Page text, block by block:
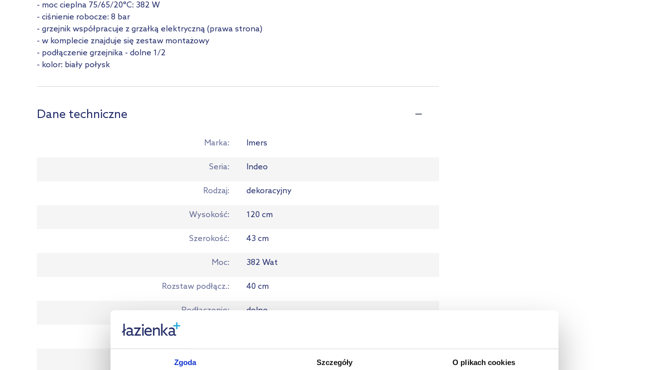
Zgoda Szczegóły O plikach cookies
- moc cieplna 75/65/20°C: 382 W
- ciśnienie robocze: 8 bar
- grzejnik współpracuje z grzałką elektryczną (prawa strona)
- w komplecie znajduje się zestaw montażowy
- podłączenie grzejnika - dolne 1/2
- kolor: biały połysk
Dane techniczne
Marka Imers
Seria Indeo
Rodzaj dekoracyjny
Wysokość 120 cm
Szerokość 43 cm
Moc 382 Wat
Rozstaw podłącz. 40 cm
Podłączenie dolne